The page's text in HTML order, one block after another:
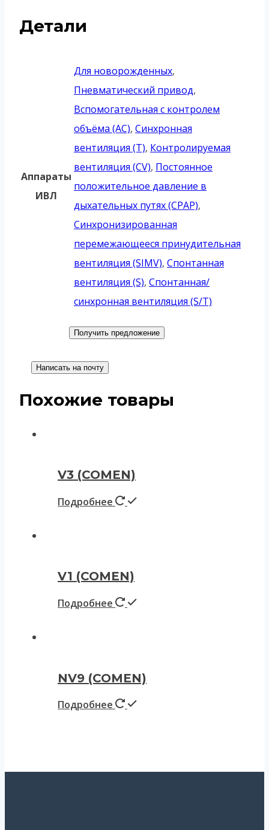
Детали
Аппараты
ИВЛ
Для новорожденных,
Пневматический привод,
Вспомогательная с контролем
объёма (AC), Синхронная
вентиляция (T), Контролируемая
вентиляция (CV), Постоянное
положительное давление в
дыхательных путях (CPAP),
Синхронизированная
перемежающееся принудительная
вентиляция (SIMV), Спонтанная
вентиляция (S), Спонтанная/
синхронная вентиляция (S/T)
Получить предложение
Написать на почту
Похожие товары
V3 (COMEN)
Подробнее
V1 (COMEN)
Подробнее
NV9 (COMEN)
Подробнее